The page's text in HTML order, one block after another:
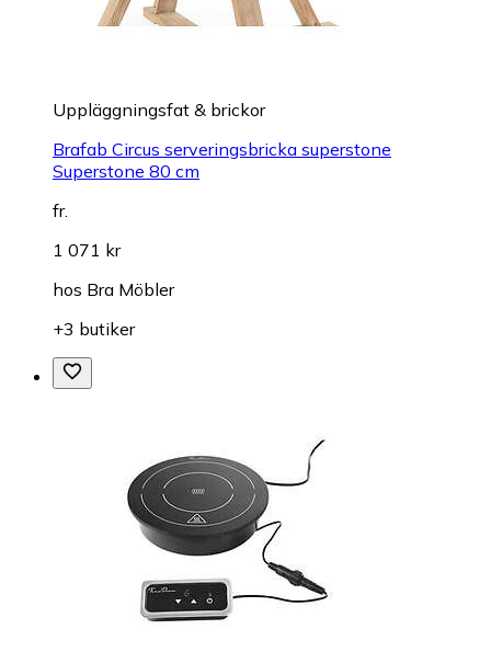
Uppläggningsfat & brickor
Brafab Circus serveringsbricka superstone
Superstone 80 cm
fr.
1 071 kr
hos Bra Möbler
+3 butiker